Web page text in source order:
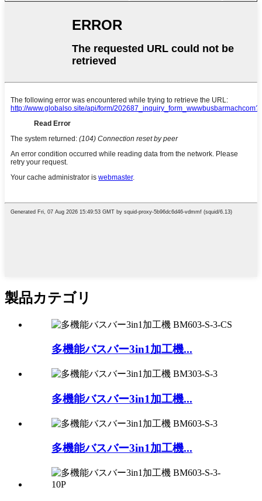
製品カテゴリ
多機能バスバー3in1加工機...
多機能バスバー3in1加工機...
多機能バスバー3in1加工機...